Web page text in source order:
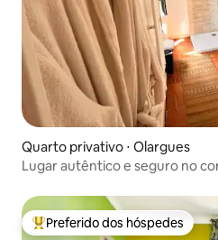
Quarto privativo ⋅ Olargues
Lugar autêntico e seguro no
Entre os melhores preferidos
Preferido dos hóspedes